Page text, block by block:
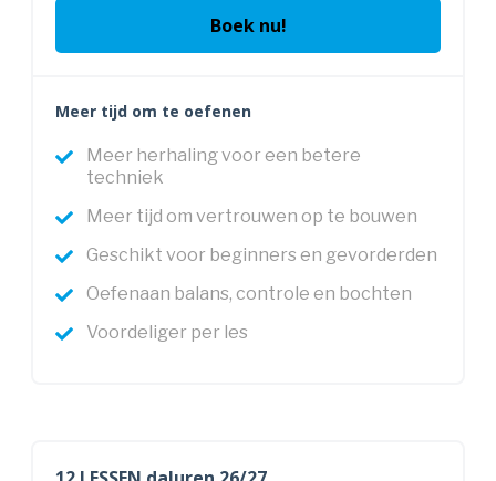
Boek nu!
Meer tijd om te oefenen
Meer herhaling voor een betere
techniek
Meer tijd om vertrouwen op te bouwen
Geschikt voor beginners en gevorderden
Oefenaan balans, controle en bochten
Voordeliger per les